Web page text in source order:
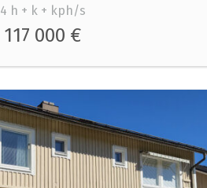
4 h + k + kph/s
117 000 €